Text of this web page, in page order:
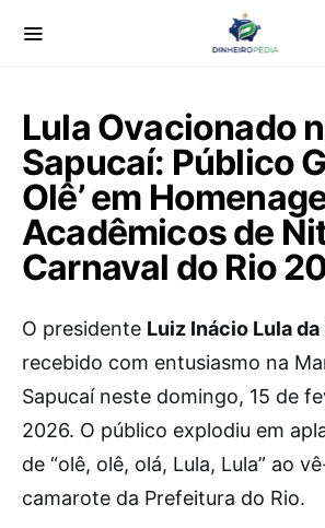
Lula Ovacionado
Sapucaí: Público
Olê’ em
Acadêmicos de
Carnaval do Rio
O presidente Luiz Inácio Lula
recebido com entusiasmo na
Sapucaí neste domingo, 15 de
2026. O público explodiu em
de “olê, olê, olá, Lula, Lula” ao
camarote da Prefeitura do Rio.